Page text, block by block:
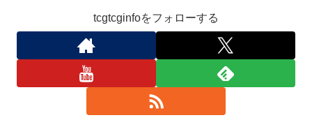
tcgtcginfoをフォローする